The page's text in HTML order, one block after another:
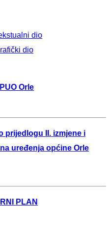
dio
dio
Orle
prijedlogu II. izmjene i
uređenja općine Orle
PLAN